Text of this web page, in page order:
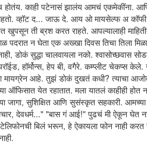
काही पटेनासं झालंय आमचं एकमेकींना.
व्हॉट द... जाऊ दे. आय ओ मायसेल्फ अ कॉफी
खुपसून ती ब्रश करत राहते. आपल्यालाही
न घेता एक अख्खा दिवस तिचा तिला
डोकं सुद्धा चालवायला नको. श्वासोच्छवास
हॉर्मोन्स, हेप बी, वगैरे. कम्प्लीट चेकप्स
आहे. तुझं डोकं दुखतं कधी? त्याचा
ऑफिसात येत रहातात. मला यातलं काहीही
जागा, सुशिक्षित आणि सुसंस्कृत सहकारी.
देवधर्म..." "बास गं आई!" पुढचं मी ऐकून घेत
बिलं भरून, हे ऐकायला फोन नाही करत